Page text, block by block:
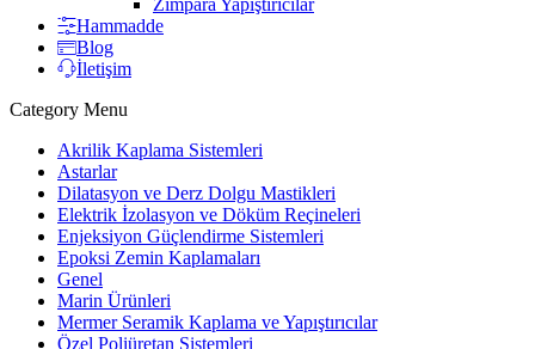
Zımpara Yapıştırıcılar
Hammadde
Blog
İletişim
Category Menu
Akrilik Kaplama Sistemleri
Astarlar
Dilatasyon ve Derz Dolgu Mastikleri
Elektrik İzolasyon ve Döküm Reçineleri
Enjeksiyon Güçlendirme Sistemleri
Epoksi Zemin Kaplamaları
Genel
Marin Ürünleri
Mermer Seramik Kaplama ve Yapıştırıcılar
Özel Poliüretan Sistemleri